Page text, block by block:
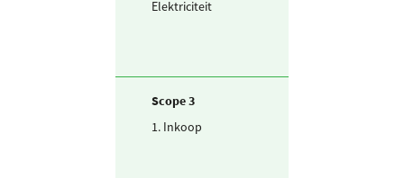
Elektriciteit
Scope 3
1. Inkoop